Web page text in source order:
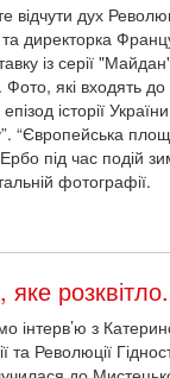
відчути дух
директорка
із серії
які входять
історії
“Європейська
під час подій
фотографії.
яке
інтерв’ю з
та Революції